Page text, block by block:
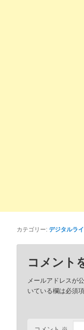
カテゴリー:デジタルラ
コメント
メールアドレスが
いている欄は必須